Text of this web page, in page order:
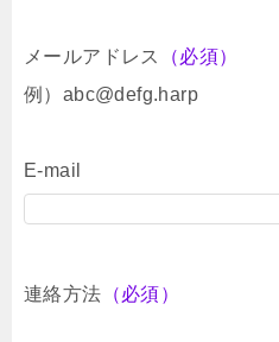
メールアドレス
（必須）
例）abc@defg.harp
E-mail
連絡方法 （必須）